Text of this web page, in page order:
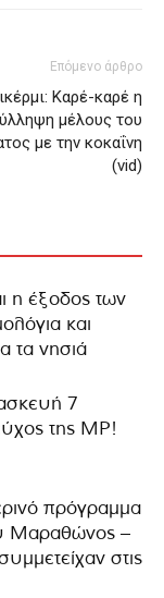
Επόμενο άρθρο
Καρέ-καρέ η
μέλους του
με την κοκαΐνη
(vid)
η έξοδος των
και
τα νησιά
7
της MP!
πρόγραμμα
Μαραθώνος –
στις